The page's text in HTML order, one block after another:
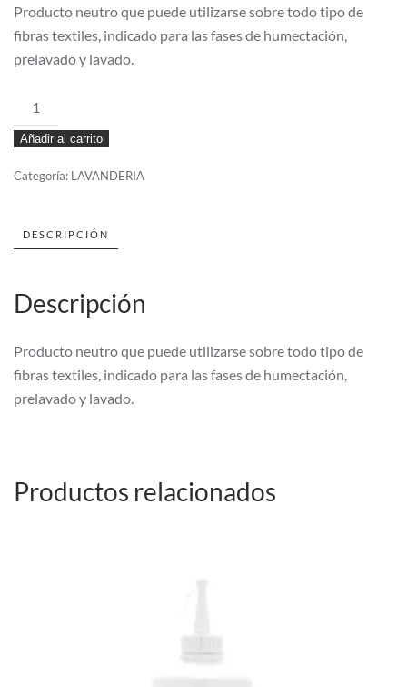
Producto neutro que puede utilizarse sobre todo tipo de
fibras textiles, indicado para las fases de humectación,
prelavado y lavado.
DETERGENTE
DICOM
M
20KG
Añadir al carrito
Categoría: LAVANDERIA
DESCRIPCIÓN
Descripción
Producto neutro que puede utilizarse sobre todo tipo de
fibras textiles, indicado para las fases de humectación,
prelavado y lavado.
Productos relacionados